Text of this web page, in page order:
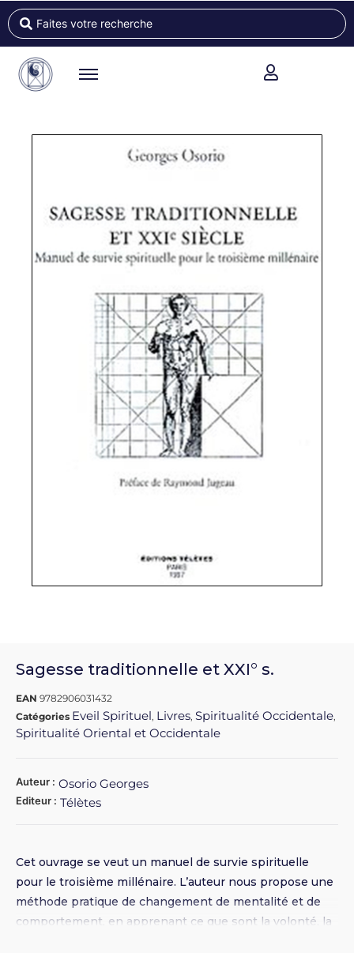
Sagesse traditionnelle et XXI° s.
EAN 9782906031432
Catégories Eveil Spirituel, Livres, Spiritualité Occidentale,
Spiritualité Oriental et Occidentale
Auteur : Osorio Georges
Editeur : Télètes
Cet ouvrage se veut un manuel de survie spirituelle
pour le troisième millénaire. L’auteur nous propose une
méthode pratique de changement de mentalité et de
comportement, en apprenant ce que sont la volonté, la